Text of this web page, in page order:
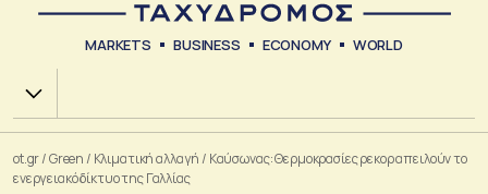
MARKETS BUSINESS ECONOMY WORLD
Χ.Α.
ot.gr/Green / Κλιματική αλλαγή / Καύσωνας: Θερμοκρασίες ρεκορ απειλούν το
ενεργειακό δίκτυο της Γαλλίας